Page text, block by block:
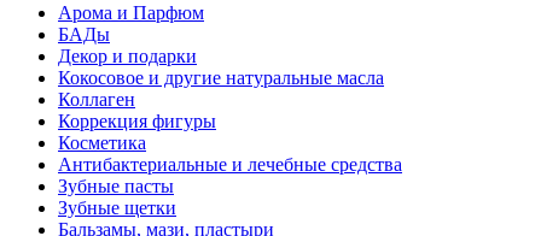
Арома и Парфюм
БАДы
Декор и подарки
Кокосовое и другие натуральные масла
Коллаген
Коррекция фигуры
Косметика
Антибактериальные и лечебные средства
Зубные пасты
Зубные щетки
Бальзамы, мази, пластыри